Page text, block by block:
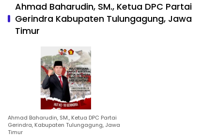
Ahmad Baharudin, SM., Ketua DPC Partai
Gerindra Kabupaten Tulungagung, Jawa
Timur
Ahmad Baharudin, SM., Ketua DPC Partai
Gerindra, Kabupaten Tulungagung, Jawa
Timur